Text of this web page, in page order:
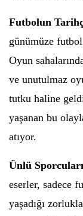
Futbolun
günümüze
Oyun
ve unutulmaz
tutku haline
yaşanan bu
atıyor.
Ünlü
eserler, sadece
yaşadığı